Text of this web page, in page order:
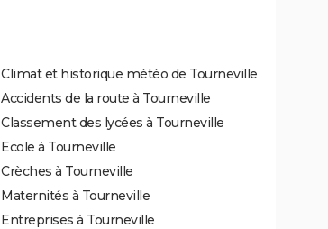
Climat et historique météo de Tourneville
Accidents de la route à Tourneville
Classement des lycées à Tourneville
Ecole à Tourneville
Crèches à Tourneville
Maternités à Tourneville
Entreprises à Tourneville